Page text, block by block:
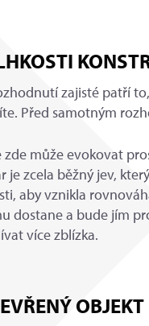
zajisté patří
Před samotným
může evokovat
je zcela běžný jev,
aby vznikla
dostane a bude jím
více zblízka.
OBJEKT